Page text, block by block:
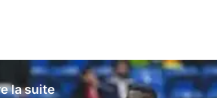
la suite